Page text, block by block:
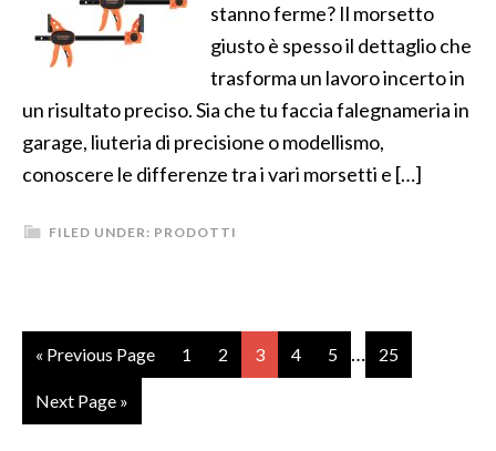
stanno ferme? Il morsetto
giusto è spesso il dettaglio che
trasforma un lavoro incerto in
un risultato preciso. Sia che tu faccia falegnameria in
garage, liuteria di precisione o modellismo,
conoscere le differenze tra i vari morsetti e […]
FILED UNDER: PRODOTTI
« Previous Page 1 2 3 4 5 … 25
Next Page »